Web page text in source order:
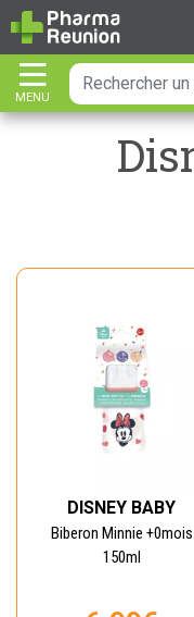
MENU
AFFICHER LA
DISNEY BABY
Biberon Minnie +0mois
150ml